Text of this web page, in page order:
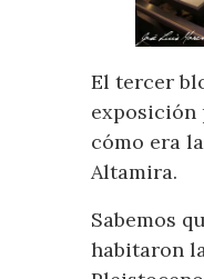
El tercer
exposición
cómo era
Altamira.
Sabemos
habitaron